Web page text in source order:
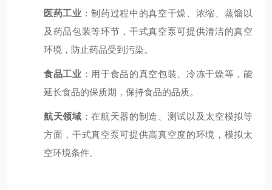
医药工业 ：制药过程中的真空干燥、浓缩、蒸馏以
及药品包装等环节，干式真空泵可提供清洁的真空
环境，防止药品受到污染。
食品工业 ：用于食品的真空包装、冷冻干燥等，能
延长食品的保质期，保持食品的品质。
航天领域 ：在航天器的制造、测试以及太空模拟等
方面，干式真空泵可提供高真空度的环境，模拟太
空环境条件。